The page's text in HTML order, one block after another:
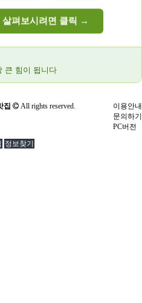
살펴보시려면 클릭 →
큰 힘이 됩니다
이용안내
문의하기
PC버전
집 All rights reserved.
정보찾기